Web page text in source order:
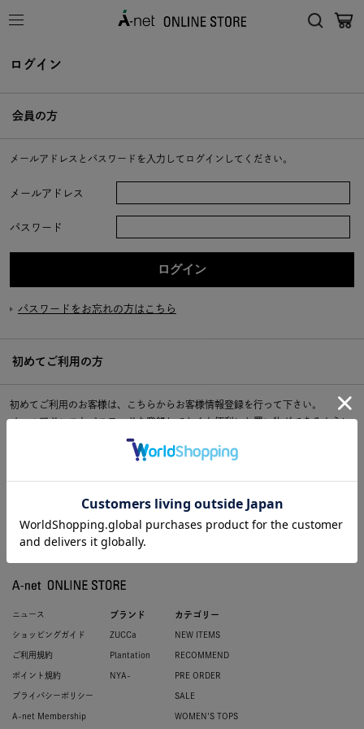
ログイン
会員の方
メールアドレスとパスワードを入力してログインしてください。
メールアドレス
パスワード
パスワードをお忘れの方はこちら
初めてご利用の方
初めてご利用のお客様は、こちらからお客様情報登録を行って下さい。
メールアドレスとパスワードを登録しておくと便利にお買い物ができるように
ニュース
ショッピングガイド
ご利用規約
ポイント規約
プライバシーポリシー
A-net Membership
ブランド
ZUCCa
Plantation
NYA-
カテゴリー
NEW ITEMS
RECOMMEND
PRE ORDER
SALE
WOMEN'S TOPS